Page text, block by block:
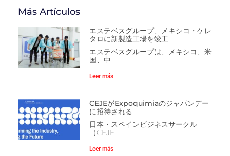
Más Artículos
エステベスグループ、メキシコ・ケレ
タロに新製造工場を竣工
エステベスグループは、メキシコ、米
国、中
Leer más
CEJEがExpoquimiaのジャパンデー
に招待される
日本・スペインビジネスサークル
（CEJE
Leer más